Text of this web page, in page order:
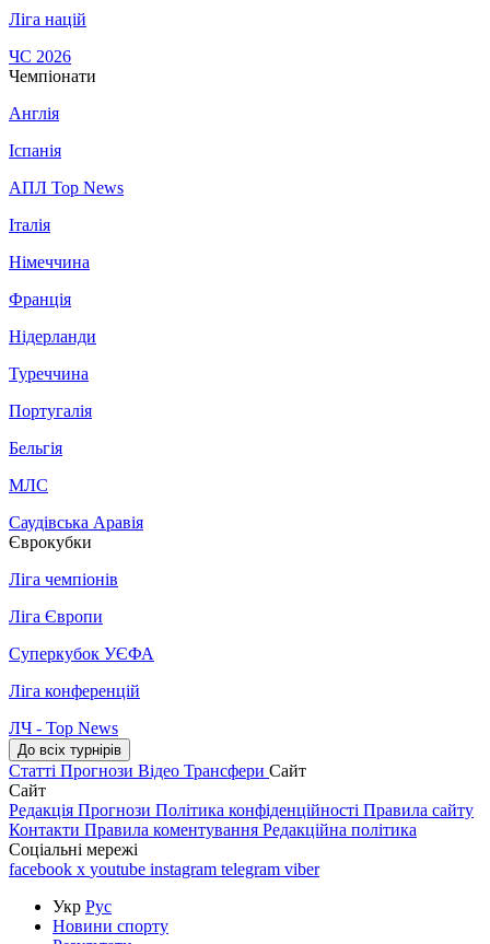
Ліга націй
ЧС 2026
Чемпіонати
Англія
Іспанія
АПЛ Top News
Італія
Німеччина
Франція
Нідерланди
Туреччина
Португалія
Бельгія
МЛС
Саудівська Аравія
Єврокубки
Ліга чемпіонів
Ліга Європи
Суперкубок УЄФА
Ліга конференцій
ЛЧ - Top News
До всіх турнірів
Статті Прогнози Відео Трансфери Сайт
Сайт
Редакція Прогнози Політика конфіденційності Правила сайту
Контакти Правила коментування Редакційна політика
Соціальні мережі
facebook x youtube instagram telegram viber
Укр Рус
Новини спорту